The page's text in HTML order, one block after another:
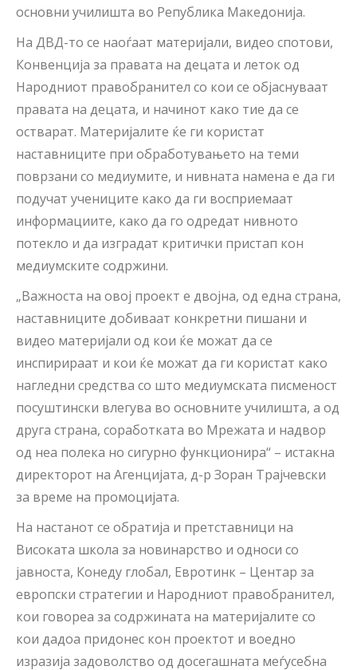
основни училишта во Република Македонија.
На ДВД-то се наоѓаат материјали, видео спотови,
Конвенција за правата на децата и леток од
Народниот правобранител со кои се објаснуваат
правата на децата, и начинот како тие да се
остварат. Материјалите ќе ги користат
наставниците при обработувањето на теми
поврзани со медиумите, и нивната намена е да ги
подучат учениците како да ги восприемаат
информациите, како да го одредат нивното
потекло и да изградат критички пристап кон
медиумските содржини.
„Важноста на овој проект е двојна, од една страна,
наставниците добиваат конкретни пишани и
видео материјали од кои ќе можат да се
инспирираат и кои ќе можат да ги користат како
нагледни средства со што медиумската писменост
посуштински влегува во основните училишта, а од
друга страна, соработката во Мрежата и надвор
од неа полека но сигурно функционира“ – истакна
директорот на Агенцијата, д-р Зоран Трајчевски
за време на промоцијата.
На настанот се обратија и претставници на
Високата школа за новинарство и односи со
јавноста, Конеду глобал, Евротинк – Центар за
европски стратегии и Народниот правобранител,
кои говореа за содржината на материјалите со
кои дадоа придонес кон проектот и воедно
изразија задоволство од досегашната меѓусебна